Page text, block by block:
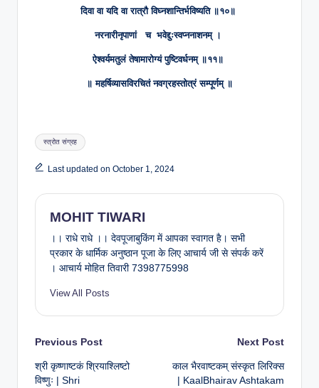
दिवा वा यदि वा रात्रौ विघ्नशान्तिर्भविष्यति ॥१०॥
नरनारीनृपाणां च भवेद्दुःस्वप्ननाशनम् ।
ऐश्वर्यमतुलं तेषामारोग्यं पुष्टिवर्धनम् ॥११॥
॥ महर्षिव्यासविरचितं नवग्रहस्तोत्रं सम्पूर्णम् ॥
Tags:
स्त्रोत संग्रह
Last updated on October 1, 2024
MOHIT TIWARI
।। राधे राधे ।। देवपूजाबुकिंग में आपका स्वागत है। सभी
प्रकार के धार्मिक अनुष्ठान पूजा के लिए आचार्य जी से संपर्क करें
। आचार्य मोहित तिवारी 7398775998
View All Posts
Post
navigation
Previous Post
श्री कृष्णाष्टकं श्रियाश्लिष्टो
विष्णुः | Shri
Next Post
काल भैरवाष्टकम् संस्कृत लिरिक्स
| KaalBhairav Ashtakam